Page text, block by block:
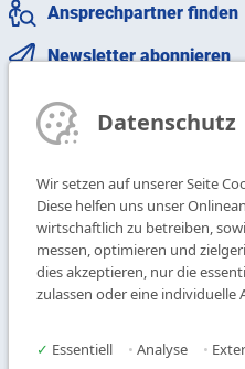
Ansprechpartner finden
Newsletter abonnieren
+49 9104 825-0
+49 9104 825-250
info@vogl-
Deckengestaltung
Systeme
Produkte
Datenschutz
Wir setzen auf unserer Seite
Diese helfen uns unser
wirtschaftlich zu betreiben,
messen, optimieren und
dies akzeptieren, nur die
zulassen oder eine individuelle
✓ Essentiell • Analyse •